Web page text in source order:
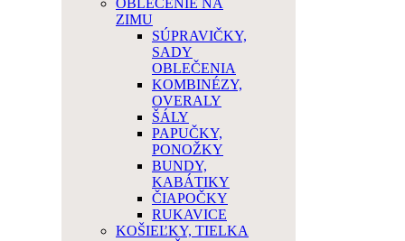
OBLEČENIE NA
ZIMU
SÚPRAVIČKY,
SADY
OBLEČENIA
KOMBINÉZY,
OVERALY
ŠÁLY
PAPUČKY,
PONOŽKY
BUNDY,
KABÁTIKY
ČIAPOČKY
RUKAVICE
KOŠIEĽKY, TIELKA